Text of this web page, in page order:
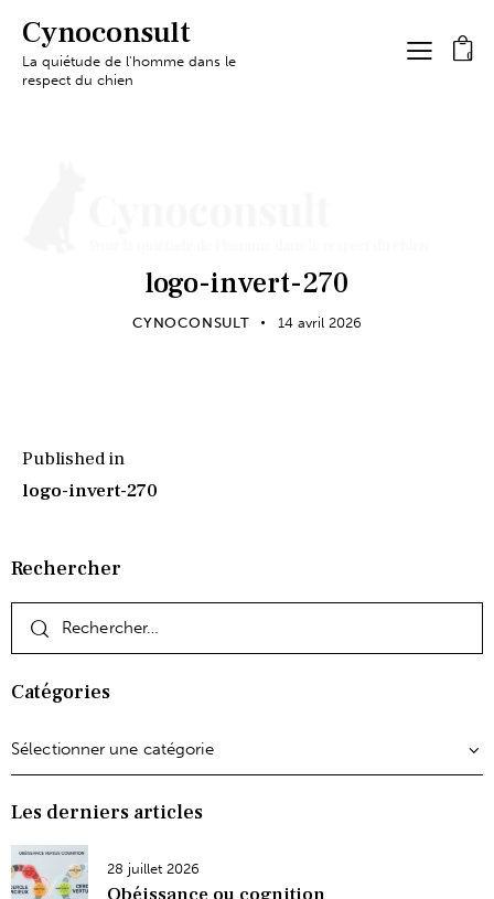
Cynoconsult
La quiétude de l'homme dans le
respect du chien
0
logo-invert-270
CYNOCONSULT 14 avril 2026
Published in
logo-invert-270
Rechercher
Catégories
Les derniers articles
28 juillet 2026
Obéissance ou cognition